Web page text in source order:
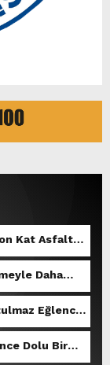
Kat Asfalt
Daha
Eğlence
Dolu Bir